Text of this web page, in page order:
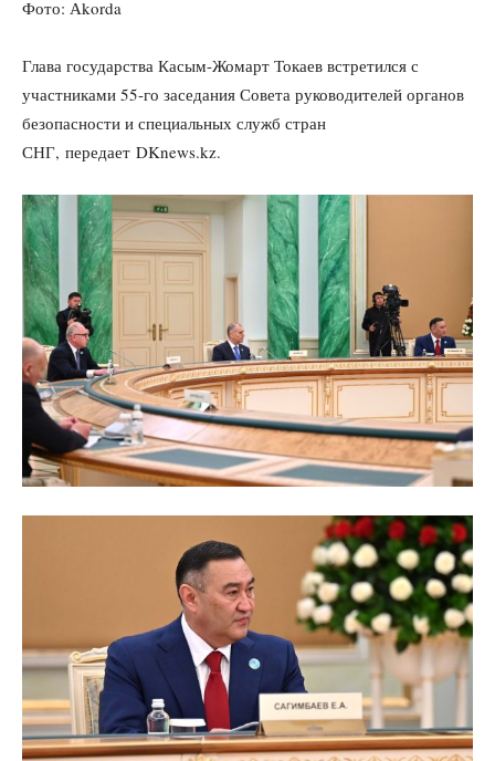
Фото: Аkorda
Глава государства Касым-Жомарт Токаев встретился с
участниками 55-го заседания Совета руководителей органов
безопасности и специальных служб стран
СНГ, передает DKnews.kz.